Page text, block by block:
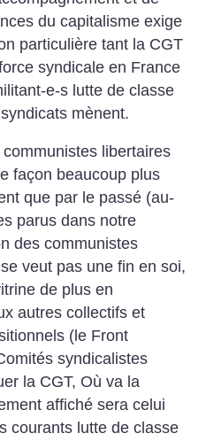
du capitalisme exige
particulière tant la CGT
syndicale en France
e-s lutte de classe
mènent.
libertaires
façon beaucoup plus
que par le passé (au-
parus dans notre
des communistes
veut pas une fin en soi,
de plus en
autres collectifs et
(le Front
syndicalistes
la CGT, Où va la
affiché sera celui
courants lutte de classe